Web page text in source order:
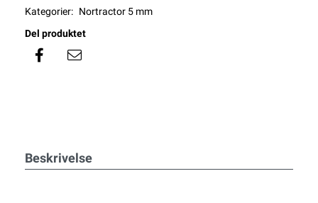
Kategorier: Nortractor 5 mm
Del produktet
Beskrivelse